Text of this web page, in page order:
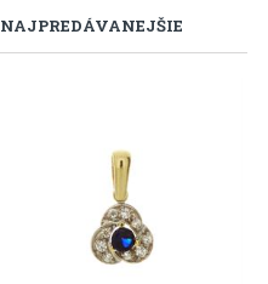
NAJPREDÁVANEJŠIE